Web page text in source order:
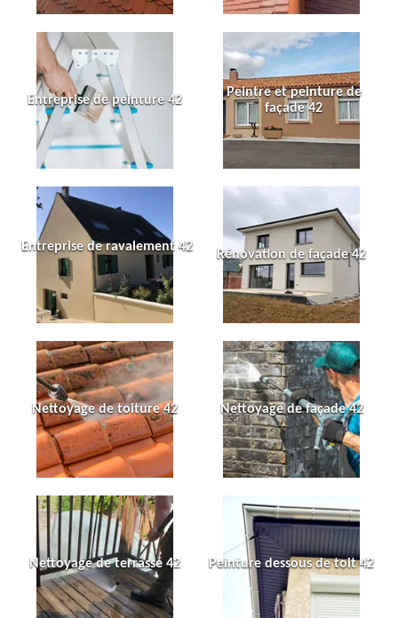
Entreprise de peinture 42
Peintre et peinture de
façade 42
Entreprise de ravalement 42
Rénovation de façade 42
Nettoyage de toiture 42 Nettoyage de façade 42
Nettoyage de terrasse 42 Peinture dessous de toit 42